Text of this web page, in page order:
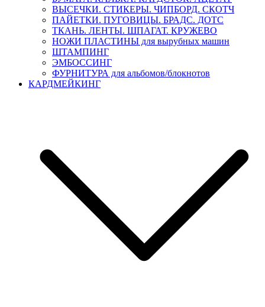
ВЫСЕЧКИ. СТИКЕРЫ. ЧИПБОРД. СКОТЧ
ПАЙЕТКИ. ПУГОВИЦЫ. БРАДС. ДОТС
ТКАНЬ. ЛЕНТЫ. ШПАГАТ. КРУЖЕВО
НОЖИ ПЛАСТИНЫ для вырубных машин
ШТАМПИНГ
ЭМБОССИНГ
ФУРНИТУРА для альбомов/блокнотов
КАРДМЕЙКИНГ